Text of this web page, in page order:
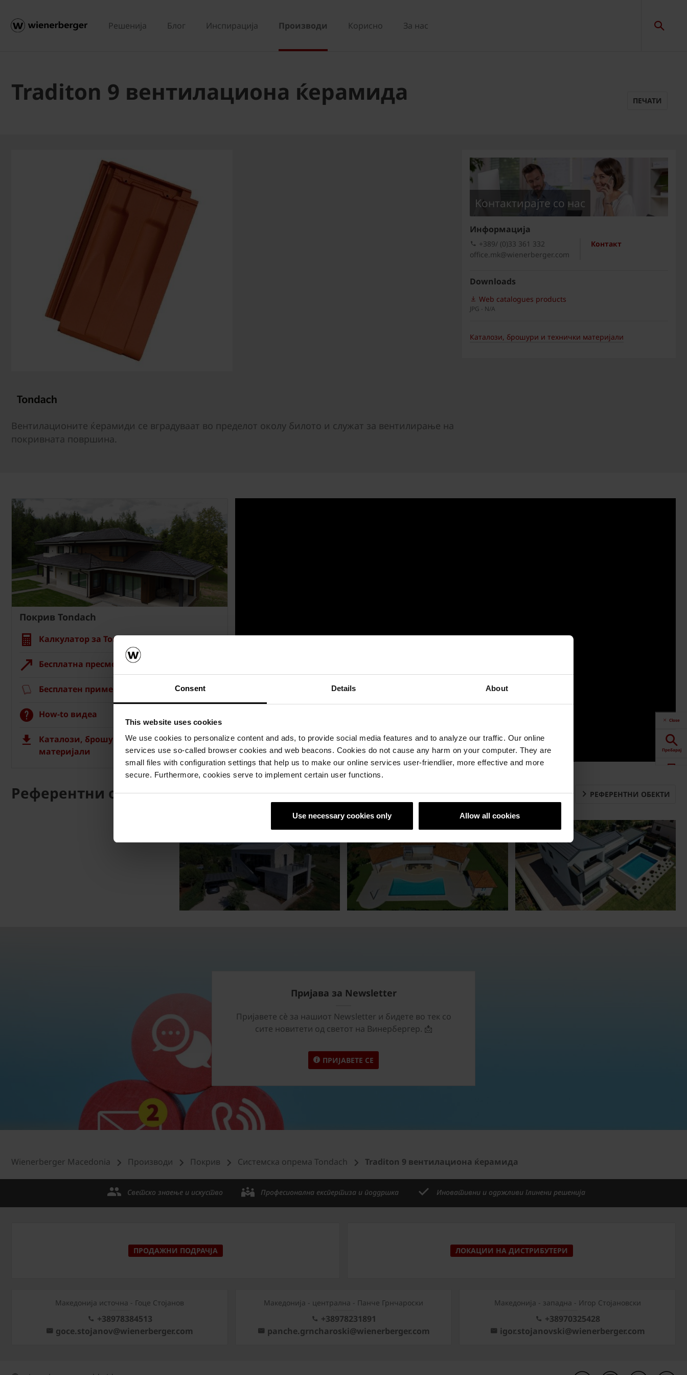
Consent Details About
This website uses cookies
We use cookies to personalize content and ads, to provide social media features and to analyze our traffic. Our online
services use so-called browser cookies and web beacons. Cookies do not cause any harm on your computer. They are
small files with configuration settings that help us to make our online services user-friendlier, more effective and more
secure. Furthermore, cookies serve to implement certain user functions.
Use necessary cookies only Allow all cookies
Решенија Блог Инспирација Производи Корисно За нас
Traditon 9 вентилациона ќерамида ПЕЧАТИ
Вентилационите ќерамиди се вградуваат во пределот околу билото и служат за вентилирање на
покривната површина.
Kонтактирајте со нас
Информациja
Контакт
+389/ (0)33 361 332
office.mk@wienerberger.com
Downloads
Web catalogues products
JPG - N/A
Каталози, брошури и технички материјали
Покрив Tondach
Калкулатор за Tondach покрив
Бесплатна пресметка на материјалот
Бесплатен примерок на ќерамида
How-to видеа
Каталози, брошури, технички
материјали
Референтни објекти РЕФЕРЕНТНИ ОБЕКТИ
Пријава за Newsletter
Пријавете сѐ за нашиот Newsletter и бидете во тек со
сите новитети од светот на Винербергер. 📩
ПРИЈАВЕТЕ СЕ
Close
Пребарај
Продажба
Wienerberger Macedonia Производи Покрив Системска опрема Tondach Traditon 9 вентилациона ќерамида
Светско знаење и искуство Професионална експертиза и поддршка Иновативни и одржливи глинени решенија
ПРОДАЖНИ ПОДРАЧЈА ЛОКАЦИИ НА ДИСТРИБУТЕРИ
Македонија источна - Гоце Стојанов
+38978384513
goce.stojanov@wienerberger.com
Mакедонија - централна - Панче Грнчароски
+38978231891
panche.grncharoski@wienerberger.com
Mакедонија - западна - Игор Стојановски
+38970325428
igor.stojanovski@wienerberger.com